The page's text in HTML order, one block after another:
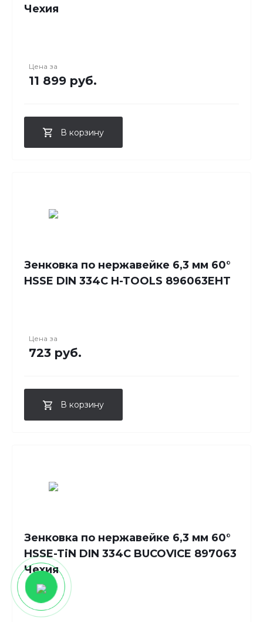
Чехия
Цена за
11 899 руб.
В корзину
Зенковка по нержавейке 6,3 мм 60°
HSSE DIN 334C H-TOOLS 896063EHT
Цена за
723 руб.
В корзину
Зенковка по нержавейке 6,3 мм 60°
HSSE-TiN DIN 334C BUCOVICE 897063
Чехия